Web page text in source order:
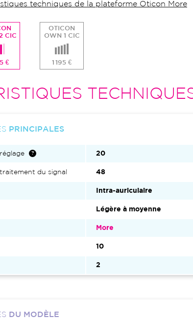
connectivité sur ce modèle CIC, réservées aux
techniques de la plateforme Oticon More
CIC
€
OTICON
OWN 1 CIC
1 195 €
PRINCIPALES
20
du signal 48
Intra-auriculaire
Légère à moyenne
More
10
2
DU MODÈLE